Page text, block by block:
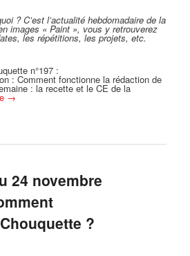
? C’est l’actualité hebdomadaire de la
images « Paint », vous y retrouverez
les répétitions, les projets, etc.
n°197 :
: Comment fonctionne la rédaction de
: la recette et le CE de la
→
24 novembre
?